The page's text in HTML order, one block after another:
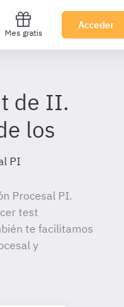
Mes gratis
Acceder
de II.
los
PI
Procesal PI.
test
te facilitamos
y